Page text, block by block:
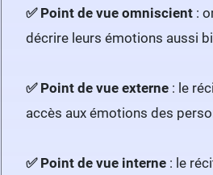
✅ Point de vue omniscient :
décrire leurs émotions aussi
✅ Point de vue externe : le
accès aux émotions des
✅ Point de vue interne : le